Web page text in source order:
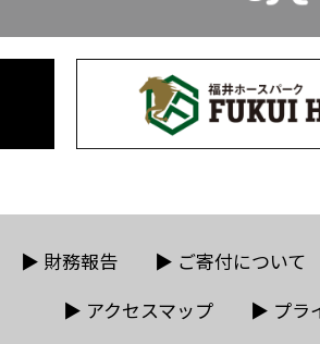
▶ 財務報告 ▶ ご寄付について
▶ アクセスマップ ▶ プラ